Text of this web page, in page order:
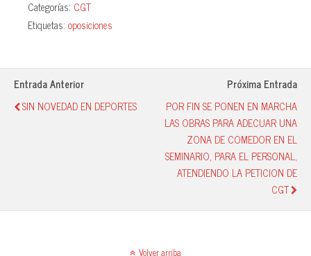
bo
ok
ts
A
pp
sk
y
rti
Categorías: CGT
Etiquetas: oposiciones
Entrada Anterior
SIN NOVEDAD EN DEPORTES
Próxima Entrada
POR FIN SE PONEN EN MARCHA
LAS OBRAS PARA ADECUAR UNA
ZONA DE COMEDOR EN EL
SEMINARIO, PARA EL PERSONAL,
ATENDIENDO LA PETICION DE
CGT
Volver arriba